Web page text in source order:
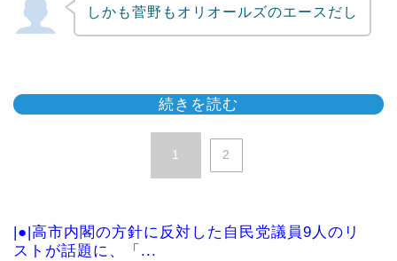
しかも菅野もオリオールズのエースだし
続きを読む
1 2
|●|高市内閣の方針に反対した自民党議員9人のリ
ストが話題に、「...